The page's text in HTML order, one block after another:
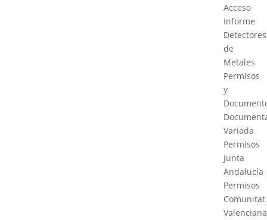
Acceso
Informe
Detectores
de
Metales
Permisos
y
Variada
Permisos
Junta
Andalucía
Permisos
Comunitat
Valenciana